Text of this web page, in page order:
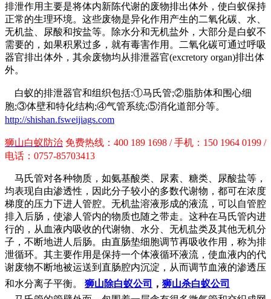
排泄作用主要是将体内新陈代谢的废物排出体外，使白蚁保持
正常的生理环境。这些废物是异化作用产生的二氧化碳、水、
无机盐、尿酸和按盐等。除水分和无机盐外，大部分是白蚁不
需要的，如果积累过多，就有毒害作用。二氧化碳可通过呼吸
器官排出体外，其余废物均从排泄器官(excretory organ)排出体
外。
白蚁的排泄器官和组织包括:①马氏管;②脂肪体和围心细
胞;③体壁和特化结构;④气管系统;⑤消化道部分等。
http://shishan.fsweijiags.com
狮山白蚁防治 免费热线：400 189 1698 / 手机：150 1964 0199 /
电话：0757-85703413
马氏管对各种物质，如氨基酸类、尿素、糖类、尿酸盐等，
均表现自由渗透性，因此分子较小的多数代谢物，都可在浓度
梯度的压力下进人管腔。无机盐溶液形成的液流，可以自管腔
排入后肠，使渗人管内的物质也随之带走。这种在马氏管内进
行的，从血液内吸收的代谢物、水分、无机盐类及其他无机分
子，不断地进人后肠。由直肠垫细胞调节再吸收作用，称为排
泄循环。其主要作用是保持一个体液循环液流，使血液内的代
谢废物不断地被运送到直肠腔内沉淀，从而调节血液的渗透压
和水分离子平衡。
狮山除白蚁公司 ， 狮山杀白蚁公司